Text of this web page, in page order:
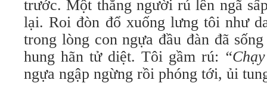
trước. Một thằng người rú lên ngã
lại. Roi đòn đổ xuống lưng tôi như
trong lòng con ngựa đầu đàn đã
hung hãn tử diệt. Tôi gầm rú:
ngựa ngập ngừng rồi phóng tới, ủi